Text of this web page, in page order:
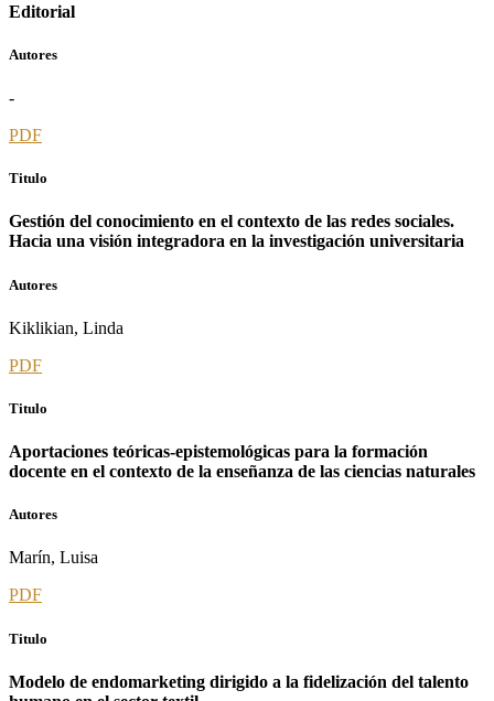
Editorial
Autores
-
PDF
Titulo
Gestión del conocimiento en el contexto de las redes sociales.
Hacia una visión integradora en la investigación universitaria
Autores
Kiklikian, Linda
PDF
Titulo
Aportaciones teóricas-epistemológicas para la formación
docente en el contexto de la enseñanza de las ciencias naturales
Autores
Marín, Luisa
PDF
Titulo
Modelo de endomarketing dirigido a la fidelización del talento